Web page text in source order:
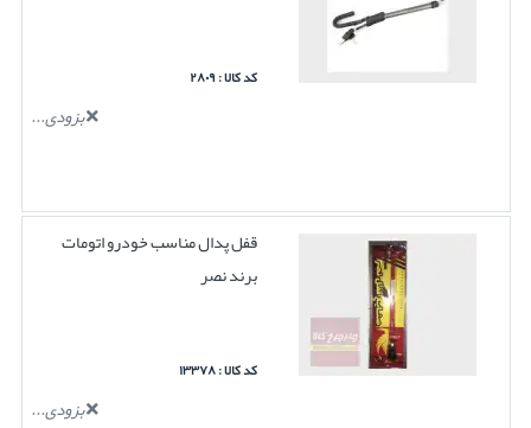
کد کالا : ۲۸۰۹
بزودی...
قفل پدال مناسب خودرو اتومات
برند نصر
کد کالا : ۱۳۳۷۸
بزودی...